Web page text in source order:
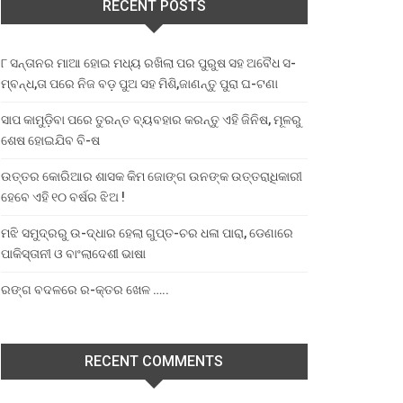
RECENT POSTS
୮ ସନ୍ତାନର ମାଆ ହୋଇ ମଧ୍ୟ ରଖିଲା ପର ପୁରୁଷ ସହ ଅବୈଧ ସ-
ମ୍ବନ୍ଧ,ତା ପରେ ନିଜ ବଡ଼ ପୁଅ ସହ ମିଶି,ଜାଣନ୍ତୁ ପୁରା ଘ-ଟଣା
ସାପ କାମୁଡ଼ିବା ପରେ ତୁରନ୍ତ ବ୍ୟବହାର କରନ୍ତୁ ଏହି ଜିନିଷ, ମୂଳରୁ
ଶେଷ ହୋଇଯିବ ବି-ଷ
ଉତ୍ତର କୋରିଆର ଶାସକ କିମ ଜୋଙ୍ଗ ଉନଙ୍କ ଉତ୍ତରାଧିକାରୀ
ହେବେ ଏହି ୧୦ ବର୍ଷର ଝିଅ !
ମଝି ସମୁଦ୍ରରୁ ଉ-ଦ୍ଧାର ହେଲା ଗୁପ୍ତ-ଚର ଧଳା ପାରା, ଡେଣାରେ
ପାକିସ୍ତାନୀ ଓ ବାଂଲାଦେଶୀ ଭାଷା
ରଙ୍ଗ ବଦଳରେ ର-କ୍ତର ଖେଳ …..
RECENT COMMENTS